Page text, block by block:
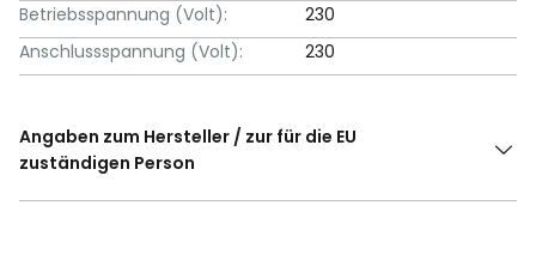
Betriebsspannung (Volt):
230
Anschlussspannung (Volt):
230
Angaben zum Hersteller / zur für die EU
zuständigen Person